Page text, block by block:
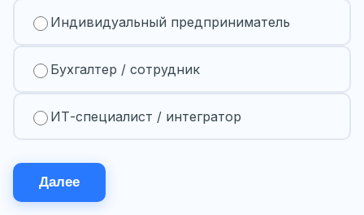
Индивидуальный предприниматель
Бухгалтер / сотрудник
ИТ-специалист / интегратор
Далее